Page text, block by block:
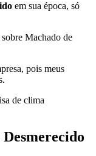
em sua época, só
Machado de
pois meus
de clima
Desmerecido